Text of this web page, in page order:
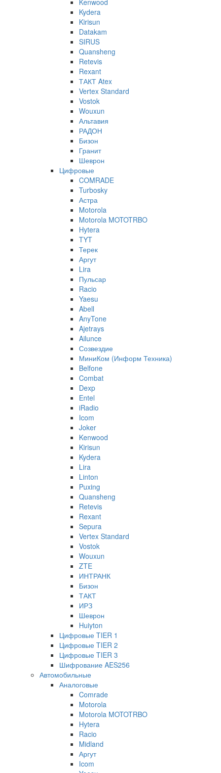
Kydera
Kirisun
Datakam
SIRUS
Quansheng
Retevis
Rexant
ТАКТ Atex
Vertex Standard
Vostok
Wouxun
Альтавия
РАДОН
Бизон
Гранит
Шеврон
Цифровые
COMRADE
Turbosky
Астра
Motorola
Motorola MOTOTRBO
Hytera
TYT
Терек
Аргут
Lira
Пульсар
Racio
Yaesu
Abell
AnyTone
Ajetrays
Ailunce
Созвездие
МиниКом (Информ Техника)
Belfone
Combat
Dexp
Entel
iRadio
Icom
Joker
Kenwood
Kirisun
Kydera
Lira
Linton
Puxing
Quansheng
Retevis
Rexant
Sepura
Vertex Standard
Vostok
Wouxun
ZTE
ИНТРАНК
Бизон
ТАКТ
ИРЗ
Шеврон
Huiyton
Цифровые TIER 1
Цифровые TIER 2
Цифровые TIER 3
Шифрование AES256
Автомобильные
Аналоговые
Comrade
Motorola
Motorola MOTOTRBO
Hytera
Racio
Midland
Аргут
Icom